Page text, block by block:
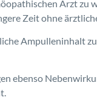
Arzt zu
Zeit ohne
Ampulleninhalt
ebenso